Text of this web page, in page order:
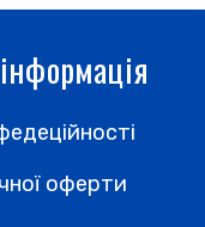
оферти